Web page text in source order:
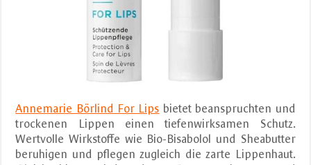
Annemarie Börlind For Lips bietet beanspruchten und
trockenen Lippen einen tiefenwirksamen Schutz.
Wertvolle Wirkstoffe wie Bio-Bisabolol und Sheabutter
beruhigen und pflegen zugleich die zarte Lippenhaut.